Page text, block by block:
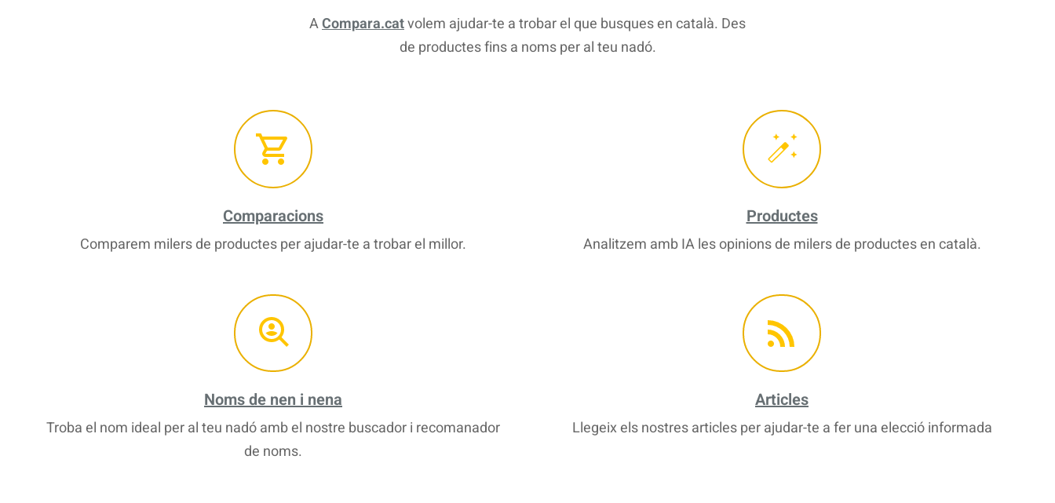
ACompara.catvolem ajudar-te a trobar el que busques en català. Des
de productes fins a noms per al teu nadó.
Comparacions
Comparem milers de productes per ajudar-te a trobar el millor.
Productes
Analitzem amb IA les opinions de milers de productes en català.
Noms de nen i nena
Troba el nom ideal per al teu nadó amb el nostre buscador i recomanador
de noms.
Articles
Llegeix els nostres articles per ajudar-te a fer una elecció informada